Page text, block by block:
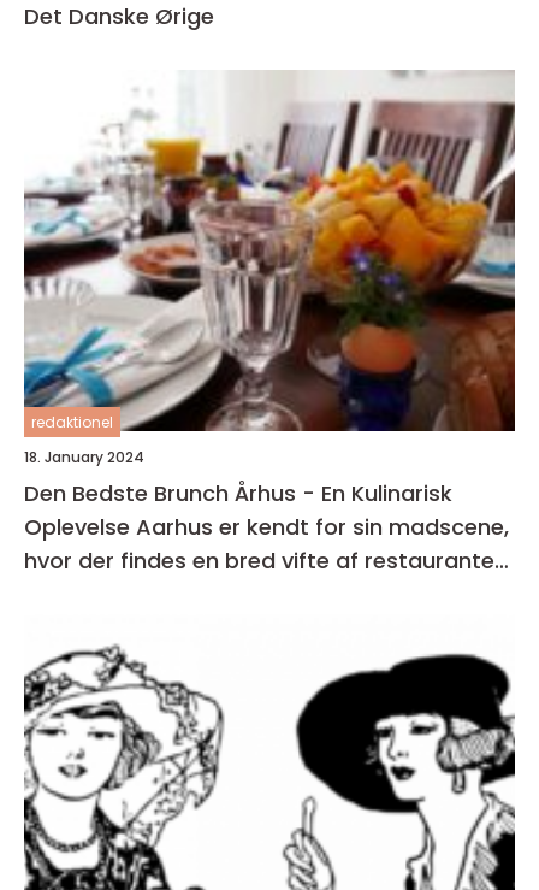
Det Danske Ørige
redaktionel
18. January 2024
Den Bedste Brunch Århus - En Kulinarisk
Oplevelse Aarhus er kendt for sin madscene,
hvor der findes en bred vifte af restauranter,